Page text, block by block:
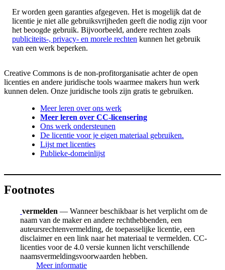
Er worden geen garanties afgegeven. Het is mogelijk dat de
licentie je niet alle gebruiksvrijheden geeft die nodig zijn voor
het beoogde gebruik. Bijvoorbeeld, andere rechten zoals
publiciteits-, privacy- en morele rechten kunnen het gebruik
van een werk beperken.
Creative Commons is de non-profitorganisatie achter de open
licenties en andere juridische tools waarmee makers hun werk
kunnen delen. Onze juridische tools zijn gratis te gebruiken.
Meer leren over ons werk
Meer leren over CC-licensering
Ons werk ondersteunen
De licentie voor je eigen materiaal gebruiken.
Lijst met licenties
Publieke-domeinlijst
Footnotes
vermelden — Wanneer beschikbaar is het verplicht om de
naam van de maker en andere rechthebbenden, een
auteursrechtenvermelding, de toepasselijke licentie, een
disclaimer en een link naar het materiaal te vermelden. CC-
licenties voor de 4.0 versie kunnen licht verschillende
naamsvermeldingsvoorwaarden hebben.
Meer informatie